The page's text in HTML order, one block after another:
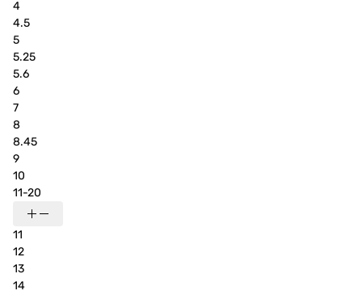
4
4.5
5
5.25
5.6
6
7
8
8.45
9
10
11-20
11
12
13
14